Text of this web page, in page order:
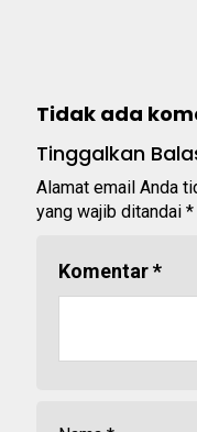
Tidak ada
Tinggalkan
Alamat email Anda
yang wajib ditandai *
Komentar*